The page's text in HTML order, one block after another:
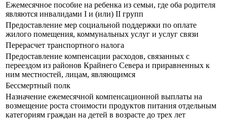
Ежемесячное пособие на ребенка из семьи, где оба родителя
являются инвалидами I и (или) II групп
Предоставление мер социальной поддержки по оплате
жилого помещения, коммунальных услуг и услуг связи
Перерасчет транспортного налога
Предоставление компенсации расходов, связанных с
переездом из районов Крайнего Севера и приравненных к
ним местностей, лицам, являющимся
Бессмертный полк
Назначение ежемесячной компенсационной выплаты на
возмещение роста стоимости продуктов питания отдельным
категориям граждан на детей в возрасте до трех лет